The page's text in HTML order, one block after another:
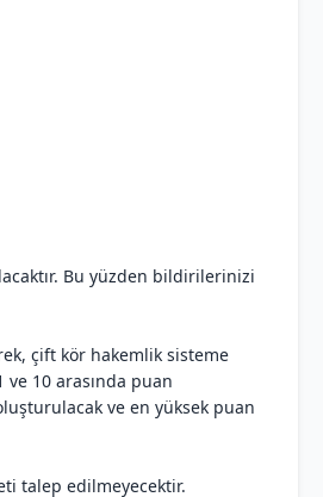
Bu yüzden bildirilerinizi
çift kör hakemlik sisteme
10 arasında puan
ve en yüksek puan
talep edilmeyecektir.